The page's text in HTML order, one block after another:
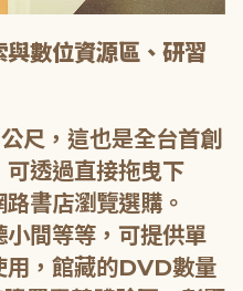
數位資源區、研習
尺，這也是全台首創
透過直接拖曳下
書店瀏覽選購。
間等等，可提供單
用，館藏的DVD數量